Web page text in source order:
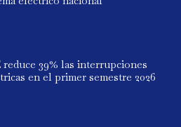
reduce 39% las interrupciones
en el primer semestre 2026